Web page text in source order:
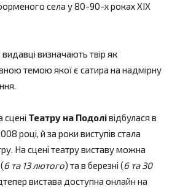
села у 80-90-х роках XIX
видавці визначають твір як
темою якої є сатира на надмірну
сцені Театру на Подолівідбулася в
році, й за роки виступів стала
На сцені театру виставу можна
6 та 13 лютого) та в березні (6 та 30
вистава доступна онлайн на